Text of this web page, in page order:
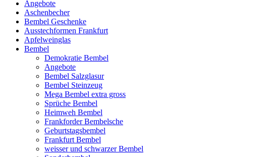
Angebote
Aschenbecher
Bembel Geschenke
Ausstechformen Frankfurt
Apfelweinglas
Bembel
Demokratie Bembel
Angebote
Bembel Salzglasur
Bembel Steinzeug
Mega Bembel extra gross
Sprüche Bembel
Heimweh Bembel
Frankforder Bembelsche
Geburtstagsbembel
Frankfurt Bembel
weisser und schwarzer Bembel